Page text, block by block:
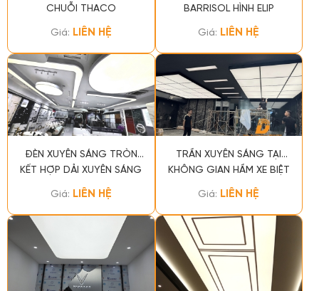
CHUỖI THACO
Giá: LIÊN HỆ
BARRISOL HÌNH ELIP
Giá: LIÊN HỆ
ĐÈN XUYÊN SÁNG TRÒN
KẾT HỢP DẢI XUYÊN SÁNG
Giá: LIÊN HỆ
TRẦN XUYÊN SÁNG TẠI
KHÔNG GIAN HẦM XE BIỆT
THỰ
Giá: LIÊN HỆ